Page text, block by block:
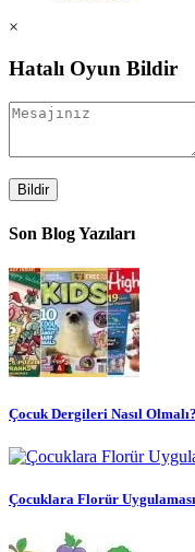
×
Hatalı Oyun Bildir
Bildir
Son Blog Yazıları
Çocuk Dergileri Nasıl Olmalı?
Çocuklara Florür